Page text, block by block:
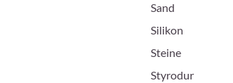
Sand
Silikon
Steine
Styrodur